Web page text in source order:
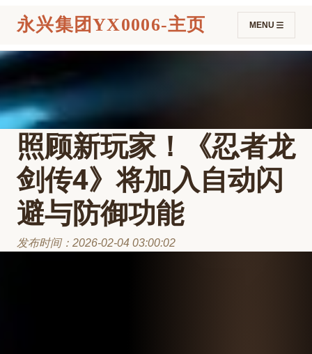
永兴集团YX0006-主页 MENU
照顾新玩家！《忍者龙
剑传4》将加入自动闪
避与防御功能
发布时间：2026-02-04 03:00:02